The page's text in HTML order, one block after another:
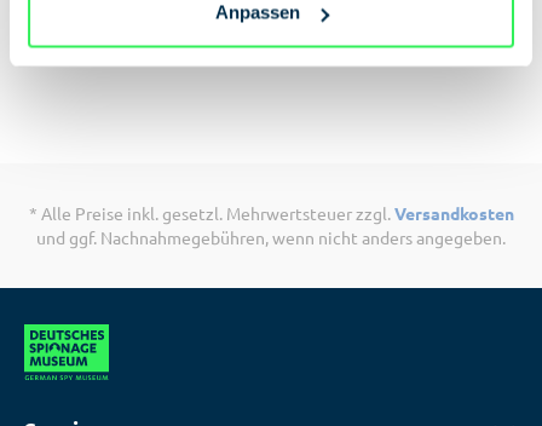
Anpassen
* Alle Preise inkl. gesetzl. Mehrwertsteuer zzgl.Versandkosten
und ggf. Nachnahmegebühren, wenn nicht anders angegeben.